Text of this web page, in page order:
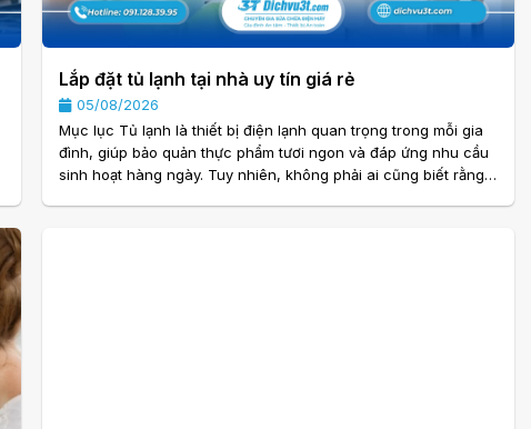
Lắp đặt tủ lạnh tại nhà uy tín giá rẻ
05/08/2026
Mục lục Tủ lạnh là thiết bị điện lạnh quan trọng trong mỗi gia
đình, giúp bảo quản thực phẩm tươi ngon và đáp ứng nhu cầu
sinh hoạt hàng ngày. Tuy nhiên, không phải ai cũng biết rằng